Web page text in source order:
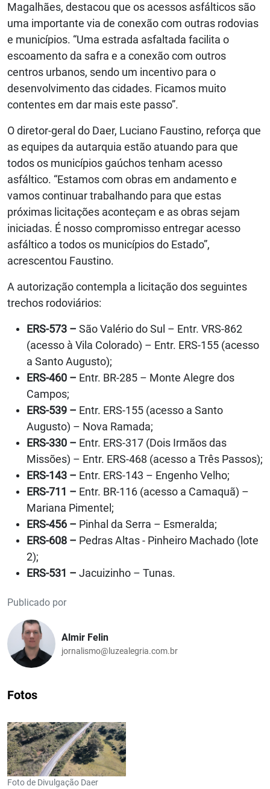
Magalhães, destacou que os acessos asfálticos são
uma importante via de conexão com outras rodovias
e municípios. “Uma estrada asfaltada facilita o
escoamento da safra e a conexão com outros
centros urbanos, sendo um incentivo para o
desenvolvimento das cidades. Ficamos muito
contentes em dar mais este passo”.
O diretor-geral do Daer, Luciano Faustino, reforça que
as equipes da autarquia estão atuando para que
todos os municípios gaúchos tenham acesso
asfáltico. “Estamos com obras em andamento e
vamos continuar trabalhando para que estas
próximas licitações aconteçam e as obras sejam
iniciadas. É nosso compromisso entregar acesso
asfáltico a todos os municípios do Estado”,
acrescentou Faustino.
A autorização contempla a licitação dos seguintes
trechos rodoviários:
ERS-573 – São Valério do Sul – Entr. VRS-862
(acesso à Vila Colorado) – Entr. ERS-155 (acesso
a Santo Augusto);
ERS-460 – Entr. BR-285 – Monte Alegre dos
Campos;
ERS-539 – Entr. ERS-155 (acesso a Santo
Augusto) – Nova Ramada;
ERS-330 – Entr. ERS-317 (Dois Irmãos das
Missões) – Entr. ERS-468 (acesso a Três Passos);
ERS-143 – Entr. ERS-143 – Engenho Velho;
ERS-711 – Entr. BR-116 (acesso a Camaquã) –
Mariana Pimentel;
ERS-456 – Pinhal da Serra – Esmeralda;
ERS-608 – Pedras Altas - Pinheiro Machado (lote
2);
ERS-531 – Jacuizinho – Tunas.
Publicado por
Almir Felin
jornalismo@luzealegria.com.br
Fotos
Foto de Divulgação Daer